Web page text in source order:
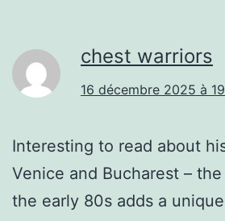
chest warriors
16 décembre 2025 à
Interesting to read about
Venice and Bucharest –
the early 80s adds a